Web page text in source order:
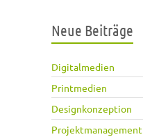
Neue Beiträge
Digitalmedien
Printmedien
Designkonzeption
Projektmanagement